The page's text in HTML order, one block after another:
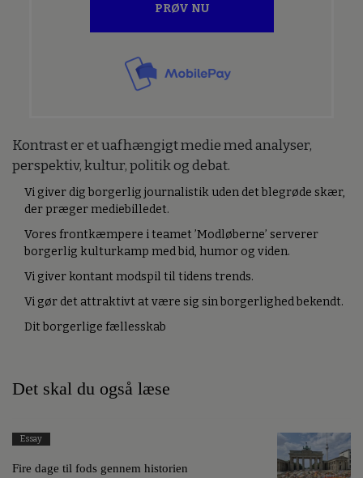
PRØV NU
Kontrast er et uafhængigt medie med analyser,
perspektiv, kultur, politik og debat.
Vi giver dig borgerlig journalistik uden det blegrøde skær,
der præger mediebilledet.
Vores frontkæmpere i teamet ’Modløberne’ serverer
borgerlig kulturkamp med bid, humor og viden.
Vi giver kontant modspil til tidens trends.
Vi gør det attraktivt at være sig sin borgerlighed bekendt.
Dit borgerlige fællesskab
Det skal du også læse
Essay
Fire dage til fods gennem historien